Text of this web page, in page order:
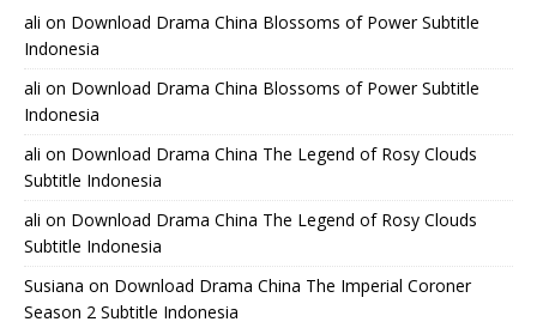
ali on Download Drama China Blossoms of Power Subtitle
Indonesia
ali on Download Drama China Blossoms of Power Subtitle
Indonesia
ali on Download Drama China The Legend of Rosy Clouds
Subtitle Indonesia
ali on Download Drama China The Legend of Rosy Clouds
Subtitle Indonesia
Susiana on Download Drama China The Imperial Coroner
Season 2 Subtitle Indonesia